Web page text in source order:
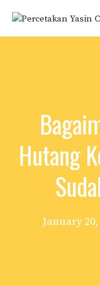
content
Hutang
January 20,